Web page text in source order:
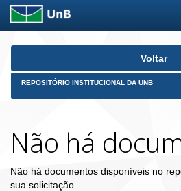
Skip
Voltar
REPOSITÓRIO INSTITUCIONAL DA UNB
Não há
Não há documentos disponíveis no
sua solicitação.